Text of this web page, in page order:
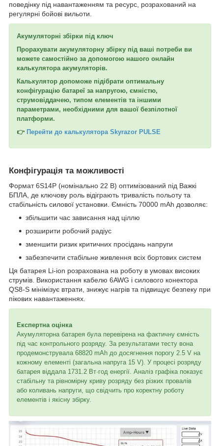
поведінку під навантаженням та ресурс, розрахований на
регулярні бойові вильоти.
Акумуляторні збірки під ключ
Прорахувати акумуляторну збірку під ваші потреби ви
можете самостійно за допомогою нашого онлайн
калькулятора акумуляторів.
Калькулятор допоможе підібрати оптимальну
конфігурацію батареї за напругою, ємністю,
струмовіддачею, типом елементів та іншими
параметрами, необхідними для вашої безпілотної
платформи.
👉 Перейти до калькулятора Skyrazor PULSE
Конфігурація та можливості
Формат 6S14P (номінально 22 В) оптимізований під Важкі
БПЛА, де ключову роль відіграють тривалість польоту та
стабільність силової установки. Ємність 70000 mAh дозволяє:
збільшити час зависання над ціллю
розширити робочий радіус
зменшити ризик критичних просідань напруги
забезпечити стабільне живлення всіх бортових систем
Ця батарея Li-ion розрахована на роботу в умовах високих
струмів. Використання кабелю 6AWG і силового конектора
QS8-S мінімізує втрати, знижує нагрів та підвищує безпеку при
пікових навантаженнях.
Експертна оцінка
Акумуляторна батарея була перевірена на фактичну ємність
під час контрольного розряду. За результатами тесту вона
продемонструвала 68820 mAh до досягнення порогу 2.5 V на
кожному елементі (загальна напруга 15 V). У процесі розряду
батарея віддала 1731.2 Вт·год енергії. Аналіз графіка показує
стабільну та рівномірну криву розряду без різких провалів
або коливань напруги, що свідчить про коректну роботу
елементів і якісну збірку.